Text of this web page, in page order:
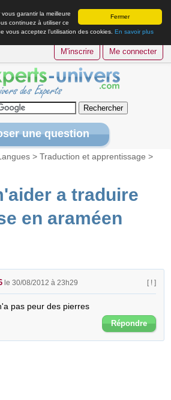
Fermer
garantir la meilleure
continuez à utiliser ce
vous acceptez l’utilisation des cookies. En savoir plus
M'inscrire Me connecter
une question
>Traduction et apprentissage >
a traduire
en araméen
le 30/08/2012 à 23h29 [ ! ]
pas peur des pierres
Répondre